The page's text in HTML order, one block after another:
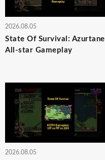
2026.08.05
State Of Survival: Azurtane
All-star Gameplay
2026.08.05